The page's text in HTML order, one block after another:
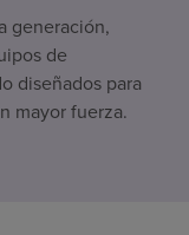
generación,
de
diseñados para
mayor fuerza.